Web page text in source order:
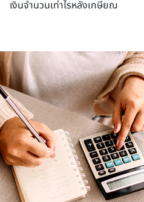
เงินจำนวนเท่าไรหลังเกษียณ